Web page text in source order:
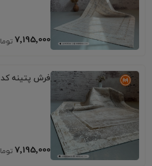
7٬195٬000
فرش پتینه کد 1717 زمینه تمام رنگ
7٬195٬000